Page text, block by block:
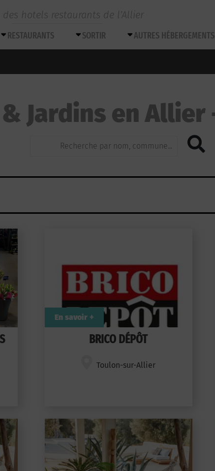
des hotels restaurants de l’Allier
RESTAURANTS SORTIR AUTRES HÉBERGEMENTS
Jardins en Allier
BRICO DÉPÔT
Toulon-sur-Allier
En savoir +